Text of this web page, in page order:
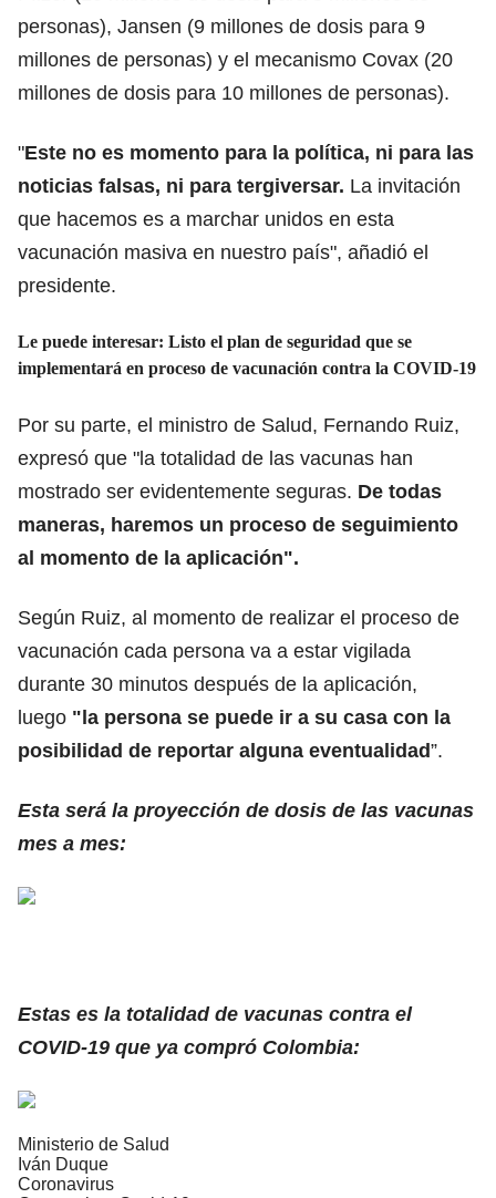
personas), Jansen (9 millones de dosis para 9
millones de personas) y el mecanismo Covax (20
millones de dosis para 10 millones de personas).
"Este no es momento para la política, ni para las
noticias falsas, ni para tergiversar. La invitación
que hacemos es a marchar unidos en esta
vacunación masiva en nuestro país", añadió el
presidente.
Le puede interesar: Listo el plan de seguridad que se
implementará en proceso de vacunación contra la COVID-19
Por su parte, el ministro de Salud, Fernando Ruiz,
expresó que "la totalidad de las vacunas han
mostrado ser evidentemente seguras. De todas
maneras, haremos un proceso de seguimiento
al momento de la aplicación".
Según Ruiz, al momento de realizar el proceso de
vacunación cada persona va a estar vigilada
durante 30 minutos después de la aplicación,
luego "la persona se puede ir a su casa con la
posibilidad de reportar alguna eventualidad”.
Esta será la proyección de dosis de las vacunas
mes a mes:
Estas es la totalidad de vacunas contra el
COVID-19 que ya compró Colombia:
Ministerio de Salud
Iván Duque
Coronavirus